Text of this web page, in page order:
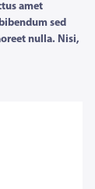
amet
sed
nulla. Nisi,